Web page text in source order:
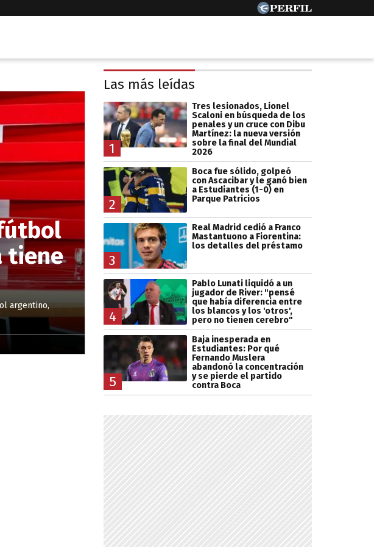
tiene
argentino,
Las más leídas
1
Tres lesionados, Lionel
Scaloni en búsqueda de los
penales y un cruce con Dibu
Martínez: la nueva versión
sobre la final del Mundial
2026
2
Boca fue sólido, golpeó
con Ascacibar y le ganó bien
a Estudiantes (1-0) en
Parque Patricios
3
Real Madrid cedió a Franco
Mastantuono a Fiorentina:
los detalles del préstamo
4
Pablo Lunati liquidó a un
jugador de River: "pensé
que había diferencia entre
los blancos y los 'otros',
pero no tienen cerebro"
5
Baja inesperada en
Estudiantes: Por qué
Fernando Muslera
abandonó la concentración
y se pierde el partido
contra Boca